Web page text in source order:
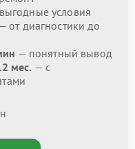
условия
— от диагностики до
— понятный вывод
мес. — с